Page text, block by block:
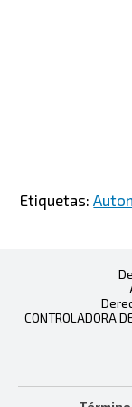
Etiquetas:
CONTROLADORA